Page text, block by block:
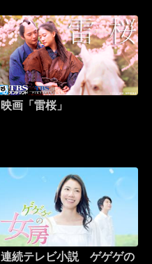
映画「雷桜」
連続テレビ小説 ゲゲゲの